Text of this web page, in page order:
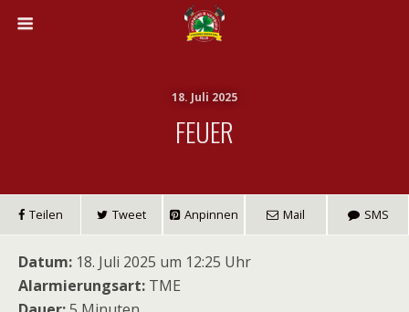
18. Juli 2025
FEUER
Teilen Tweet Anpinnen Mail SMS
Datum: 18. Juli 2025 um 12:25 Uhr
Alarmierungsart: TME